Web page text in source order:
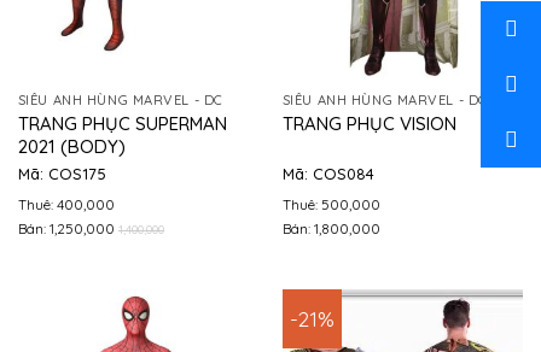
SIÊU ANH HÙNG MARVEL - DC
TRANG PHỤC SUPERMAN
2021 (BODY)
Mã: COS175
Thuê: 400,000
Bán: 1,250,000 1,400,000
SIÊU ANH HÙNG MARVEL - DC
TRANG PHỤC VISION
Mã: COS084
Thuê: 500,000
Bán: 1,800,000
-21%